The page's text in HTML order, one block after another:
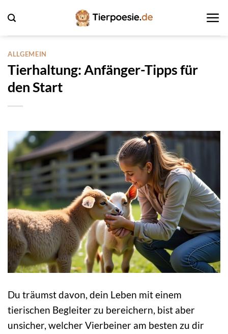
Inhalt
springen
ALLGEMEIN
Tierhaltung: Anfänger-Tipps für
den Start
Du träumst davon, dein Leben mit einem
tierischen Begleiter zu bereichern, bist aber
unsicher, welcher Vierbeiner am besten zu dir